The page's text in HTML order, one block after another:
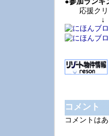
応援クリ
コメント
コメントは